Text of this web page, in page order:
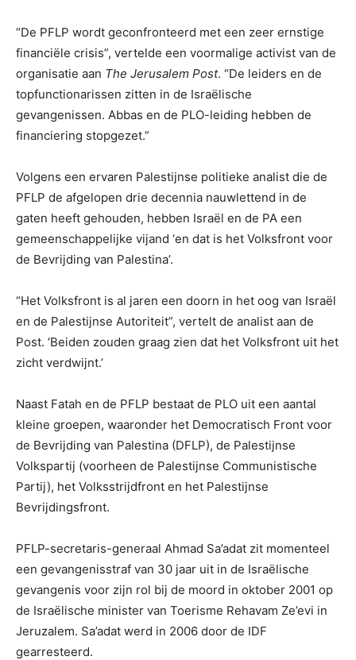
“De PFLP wordt geconfronteerd met een zeer ernstige
financiële crisis”, vertelde een voormalige activist van de
organisatie aan The Jerusalem Post. “De leiders en de
topfunctionarissen zitten in de Israëlische
gevangenissen. Abbas en de PLO-leiding hebben de
financiering stopgezet.”
Volgens een ervaren Palestijnse politieke analist die de
PFLP de afgelopen drie decennia nauwlettend in de
gaten heeft gehouden, hebben Israël en de PA een
gemeenschappelijke vijand ‘en dat is het Volksfront voor
de Bevrijding van Palestina’.
“Het Volksfront is al jaren een doorn in het oog van Israël
en de Palestijnse Autoriteit”, vertelt de analist aan de
Post. ‘Beiden zouden graag zien dat het Volksfront uit het
zicht verdwijnt.’
Naast Fatah en de PFLP bestaat de PLO uit een aantal
kleine groepen, waaronder het Democratisch Front voor
de Bevrijding van Palestina (DFLP), de Palestijnse
Volkspartij (voorheen de Palestijnse Communistische
Partij), het Volksstrijdfront en het Palestijnse
Bevrijdingsfront.
PFLP-secretaris-generaal Ahmad Sa’adat zit momenteel
een gevangenisstraf van 30 jaar uit in de Israëlische
gevangenis voor zijn rol bij de moord in oktober 2001 op
de Israëlische minister van Toerisme Rehavam Ze’evi in ​​
Jeruzalem. Sa’adat werd in 2006 door de IDF
gearresteerd.